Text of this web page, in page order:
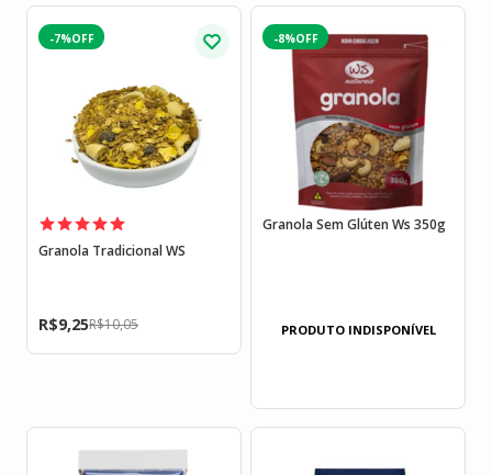
-7%
Granola Tradicional WS
R$10,05
R$9,25
-8%
Granola Sem Glúten Ws 350g
PRODUTO INDISPONÍVEL